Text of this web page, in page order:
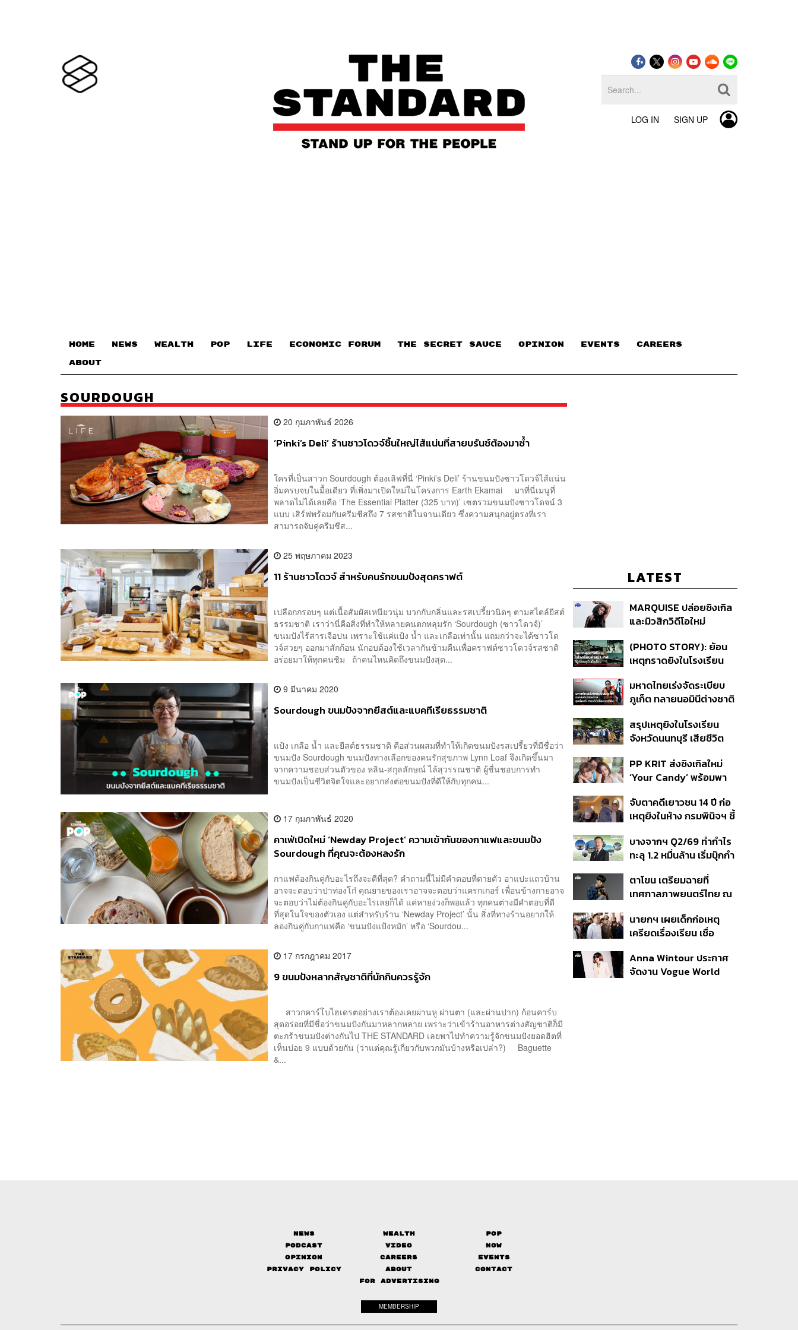
LOG IN SIGN UP
HOME NEWS WEALTH POP LIFE ECONOMIC FORUM THE SECRET SAUCE​ OPINION EVENTS CAREERS
ABOUT
SOURDOUGH
20 กุมภาพันธ์ 2026
‘Pinki’s Deli’ ร้านซาวโดวจ์ชิ้นใหญ่ไส้แน่นที่สายบรันช์ต้องมาซ้ำ
ใครที่เป็นสาวก Sourdough ต้องเลิฟที่นี่ ‘Pinki’s Deli’ ร้านขนมปังซาวโดวจ์ไส้แน่น
อิ่มครบจบในมื้อเดียว ที่เพิ่งมาเปิดใหม่ในโครงการ Earth Ekamai มาที่นี่เมนูที่
พลาดไม่ได้เลยคือ ‘The Essential Platter (325 บาท)’ เซตรวมขนมปังซาวโดจน์ 3
แบบ เสิร์ฟพร้อมกับครีมชีสถึง 7 รสชาติในจานเดียว ซึ่งความสนุกอยู่ตรงที่เรา
สามารถจับคู่ครีมชีส...
25 พฤษภาคม 2023
11 ร้านซาวโดวจ์ สำหรับคนรักขนมปังสุดคราฟต์
เปลือกกรอบๆ แต่เนื้อสัมผัสเหนียวนุ่ม บวกกับกลิ่นและรสเปรี้ยวนิดๆ ตามสไตล์ยีสต์
ธรรมชาติ เราว่านี่คือสิ่งที่ทำให้หลายคนตกหลุมรัก ‘Sourdough (ซาวโดวจ์)’
ขนมปังไร้สารเจือปน เพราะใช้แค่แป้ง น้ำ และเกลือเท่านั้น แถมกว่าจะได้ซาวโด
วจ์สวยๆ ออกมาสักก้อน นักอบต้องใช้เวลากันข้ามคืนเพื่อคราฟต์ซาวโดวจ์รสชาติ
อร่อยมาให้ทุกคนชิม ถ้าคนไหนคิดถึงขนมปังสุด...
9 มีนาคม 2020
Sourdough ขนมปังจากยีสต์และแบคทีเรียธรรมชาติ
แป้ง เกลือ น้ำ และยีสต์ธรรมชาติ คือส่วนผสมที่ทำให้เกิดขนมปังรสเปรี้ยวที่มีชื่อว่า
ขนมปัง Sourdough ขนมปังทางเลือกของคนรักสุขภาพ Lynn Loaf จึงเกิดขึ้นมา
จากความชอบส่วนตัวของ หลิน-สกุลลักษณ์ ไล้สุวรรณชาติ ผู้ชื่นชอบการทำ
ขนมปังเป็นชีวิตจิตใจและอยากส่งต่อขนมปังที่ดีให้กับทุกคน...
17 กุมภาพันธ์ 2020
คาเฟ่เปิดใหม่ ‘Newday Project’ ความเข้ากันของกาแฟและขนมปัง
Sourdough ที่คุณจะต้องหลงรัก
กาแฟต้องกินคู่กับอะไรถึงจะดีที่สุด? คำถามนี้ไม่มีคำตอบที่ตายตัว อาแปะแถวบ้าน
อาจจะตอบว่าปาท่องโก๋ คุณยายของเราอาจจะตอบว่าแครกเกอร์ เพื่อนข้างกายอาจ
จะตอบว่าไม่ต้องกินคู่กับอะไรเลยก็ได้ แค่หายง่วงก็พอแล้ว ทุกคนต่างมีคำตอบที่ดี
ที่สุดในใจของตัวเอง แต่สำหรับร้าน ‘Newday Project’ นั้น สิ่งที่ทางร้านอยากให้
ลองกินคู่กับกาแฟคือ ‘ขนมปังแป้งหมัก’ หรือ ‘Sourdou...
17 กรกฎาคม 2017
9 ขนมปังหลากสัญชาติที่นักกินควรรู้จัก
สาวกคาร์โบไฮเดรตอย่างเราต้องเคยผ่านหู ผ่านตา (และผ่านปาก) ก้อนคาร์บ
สุดอร่อยที่มีชื่อว่าขนมปังกันมาหลากหลาย เพราะว่าเข้าร้านอาหารต่างสัญชาติก็มี
ตะกร้าขนมปังต่างกันไป THE STANDARD เลยพาไปทำความรู้จักขนมปังยอดฮิตที่
เห็นบ่อย 9 แบบด้วยกัน (ว่าแต่คุณรู้เกี่ยวกับพวกมันบ้างหรือเปล่า?) Baguette
&...
LATEST
MARQUISE ปล่อยซิงเกิล
และมิวสิกวิดีโอใหม่
สัมพันธ์สุด Toxic
(PHOTO STORY): ย้อน
เหตุกราดยิงในโรงเรียน
นักเรียน
มหาดไทยเร่งจัดระเบียบ
ภูเก็ต ทลายนอมินีต่างชาติ
ที่ดิน เคลียร์ใบอนุญาต
โรงแรมค้าง 7 ปี
สรุปเหตุยิงในโรงเรียน
จังหวัดนนทบุรี เสียชีวิต
ปมค้นประวัติคดีกราดยิงที่
สหรัฐฯ
PP KRIT ส่งซิงเกิลใหม่
‘Your Candy’ พร้อมพา
สิกวิดีโอ
จับตาคดีเยาวชน 14 ปี ก่อ
เหตุยิงในห้าง กรมพินิจฯ ชี้
เนื่อง ประเมินปล่อยตัว
บางจากฯ Q2/69 ทำกำไร
ทะลุ 1.2 หมื่นล้าน เริ่มบุ๊กกำ
แรก หนุนรายได้ครึ่งปีทะลุ
3.2 แสนล้าน
ตาโขน เตรียมฉายที่
เทศกาลภาพยนตร์ไทย ณ
นายกฯ เผยเด็กก่อเหตุ
เครียดเรื่องเรียน เชื่อ
กระสุนอีกกว่า 30 นัด หาก
ไม่จบชีวิตตัวเองอาจสูญ
Anna Wintour ประกาศ
จัดงาน Vogue World
News Wealth
Pop
Podcast
Video
Now
Opinion
Careers
Events
Privacy Policy
About
Contact
FOR ADVERTISING
MEMBERSHIP